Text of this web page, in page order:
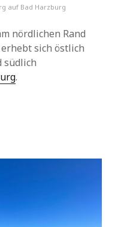
auf Bad Harzburg
nördlichen Rand
erhebt sich östlich
südlich
.